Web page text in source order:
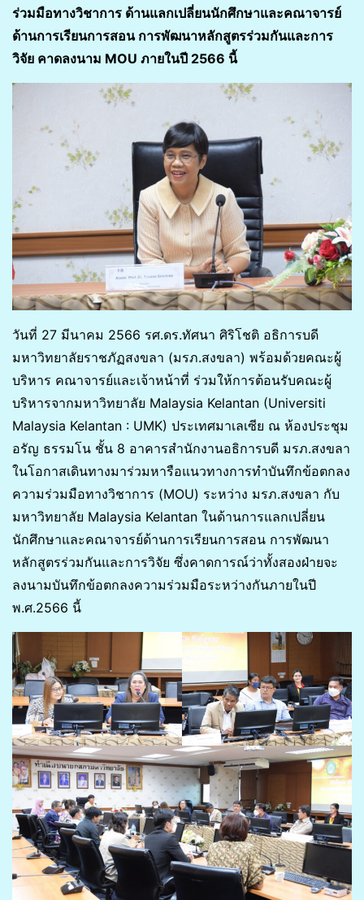
ร่วมมือทางวิชาการ ด้านแลกเปลี่ยนนักศึกษาและคณาจารย์
ด้านการเรียนการสอน การพัฒนาหลักสูตรร่วมกันและการ
วิจัย คาดลงนาม MOU ภายในปี 2566 นี้
วันที่ 27 มีนาคม 2566 รศ.ดร.ทัศนา ศิริโชติ อธิการบดี
มหาวิทยาลัยราชภัฏสงขลา (มรภ.สงขลา) พร้อมด้วยคณะผู้
บริหาร คณาจารย์และเจ้าหน้าที่ ร่วมให้การต้อนรับคณะผู้
บริหารจากมหาวิทยาลัย Malaysia Kelantan (Universiti
Malaysia Kelantan : UMK) ประเทศมาเลเซีย ณ ห้องประชุม
อรัญ ธรรมโน ชั้น 8 อาคารสำนักงานอธิการบดี มรภ.สงขลา
ในโอกาสเดินทางมาร่วมหารือแนวทางการทำบันทึกข้อตกลง
ความร่วมมือทางวิชาการ (MOU) ระหว่าง มรภ.สงขลา กับ
มหาวิทยาลัย Malaysia Kelantan ในด้านการแลกเปลี่ยน
นักศึกษาและคณาจารย์ด้านการเรียนการสอน การพัฒนา
หลักสูตรร่วมกันและการวิจัย ซึ่งคาดการณ์ว่าทั้งสองฝ่ายจะ
ลงนามบันทึกข้อตกลงความร่วมมือระหว่างกันภายในปี
พ.ศ.2566 นี้